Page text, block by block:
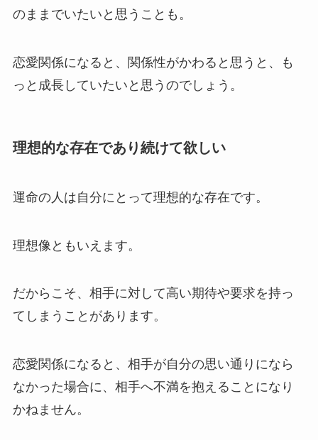
のままでいたいと思うことも。
恋愛関係になると、関係性がかわると思うと、も
っと成長していたいと思うのでしょう。
理想的な存在であり続けて欲しい
運命の人は自分にとって理想的な存在です。
理想像ともいえます。
だからこそ、相手に対して高い期待や要求を持っ
てしまうことがあります。
恋愛関係になると、相手が自分の思い通りになら
なかった場合に、相手へ不満を抱えることになり
かねません。